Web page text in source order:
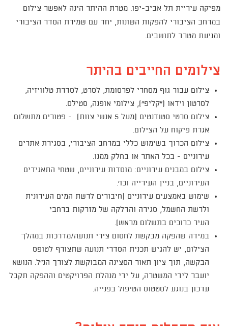
23.8
מפיקה עיריית תל אביב-יפו. מטרת ההיתר הינה לאפשר צילום
במרחב הציבורי להפקות השונות, יחד עם שמירת הסדר הציבורי
ומניעת מטרד לתושבים.
צילומים החייבים בהיתר
צילום עבור גוף מסחרי לפרסומת, לסרט, לסדרת טלוויזיה,
לסרטון וידאו ("קליפ"), צילומי אופנה, סטילס.
צילום סרטי סטודנטים (מעל 5 אנשי צוות) - פטורים מתשלום
אגרת פיקוח על הצילום.
צילום הכרוך בשימוש כללי במרחב הציבורי, בסגירת אתרים
עירוניים - בכל האתר או בחלק ממנו.
צילום במבנים עירוניים: מוסדות עירוניים, שטחי התאגידים
העירוניים, בניין העירייה וכו'.
שימוש באמצעים עירוניים (חיבורים לרשת המים העירונית
ולרשת החשמל, סגירה והדלקה של מזרקות ברחבי
העיר כרוכים בתשלום מראש).
במידה שהפקה מבקשת לחסום צירי תנועה/מדרכות במהלך
הצילום, יש להגיש תכנית הסדרי תנועה שתצורף לטופס
הבקשה, תוך ציון תאור הסצינה המבוקשת לצורך הנ"ל. הנושא
יועבר לידי המשטרה, על ידי מנהלת הפרויקטים וההפקה תקבל
עדכון בנוגע לסטטוס הטיפול בפנייה.